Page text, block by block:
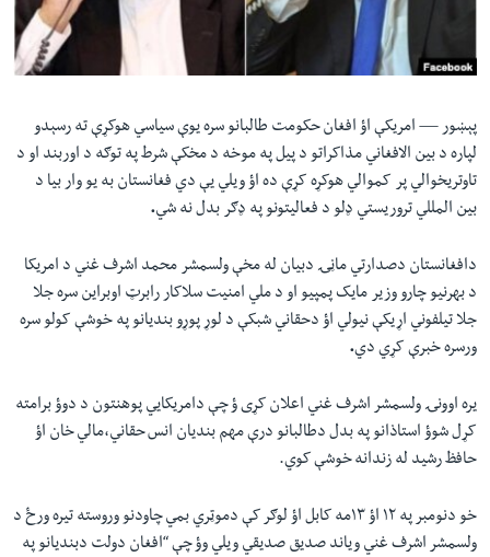
مخکې
لټون
واوړئ
Learning English
FOLLOW US
پېښور — امریکې اؤ افغان حکومت طالبانوسرهیوېسیاسي هوکړېته رسېدو
لپاره د بین الافغاني مذاکراتو د پیلپه موخه د مخکېشرطپه توګه د اوربند او د
تاوتریخوالي پر کموالي هوکړه کړې ده اؤ ویلي یې دي فغانستان به یووار بیا د
بین المللي تروریستي ډلو د فعالیتونوپه ډګر بدلنه شي.
دافغانستان دصدارتي ماڼۍ دبیان له مخېولسمشر محمد اشرف غني د امریکا
د بهرنیوچارو وزیر مایکپمپیو او د ملي امنیت سلاکار رابرټ اوبراین سرهجلا
جلا تیلفوني اړیکېنیولي اؤ دحقاني شبکې د لوړ پوړو بندیانوپه خوشې کولوسره
ورسرهخبرې کړي دي.
یره اوونۍ ولسمشر اشرف غني‌ اعلان کړی ؤ چې دامریکایي پوهنتون د دوؤ برامته
کړل شوؤ استاذانو په بدل دطالبانو درې مهم بندیان انس حقاني،مالي خان اؤ
حافظ رشید له زندانه خوشې کوي.
خو دنومبر په ۱۲ اؤ ۱۳مه کابل اؤ لوګر کې دموټري بمي چاودنو وروسته تیره ورځ د
ولسمشر اشرف غني ویاند صدیق صدیقي ویلي وؤ چې “افغان دولت دبندیانو په